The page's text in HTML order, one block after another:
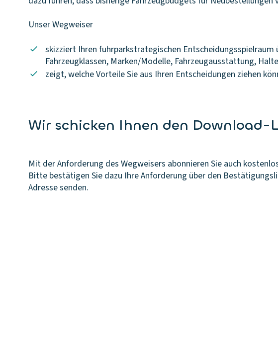
Unser Wegweiser
skizziert Ihren fuhrparkstrategischen Entscheidungsspielraum
Fahrzeugklassen, Marken/Modelle, Fahrzeugausstattung,
zeigt, welche Vorteile Sie aus Ihren Entscheidungen ziehen
Wir schicken Ihnen den Download-
Mit der Anforderung des Wegweisers abonnieren Sie auch
Bitte bestätigen Sie dazu Ihre Anforderung über den
Adresse senden.